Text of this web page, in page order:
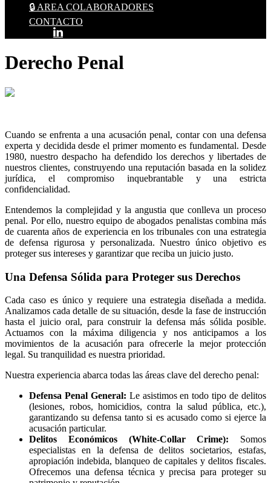
🔒 AREA COLABORADORES
CONTACTO
Derecho Penal
Cuando se enfrenta a una acusación penal, contar con una defensa
experta y decidida desde el primer momento es fundamental. Desde
1980, nuestro despacho ha defendido los derechos y libertades de
nuestros clientes, construyendo una reputación basada en la solidez
jurídica, el compromiso inquebrantable y una estricta
confidencialidad.
Entendemos la complejidad y la angustia que conlleva un proceso
penal. Por ello, nuestro equipo de abogados penalistas combina más
de cuarenta años de experiencia en los tribunales con una estrategia
de defensa rigurosa y personalizada. Nuestro único objetivo es
proteger sus intereses y garantizar que reciba un juicio justo.
Una Defensa Sólida para Proteger sus Derechos
Cada caso es único y requiere una estrategia diseñada a medida.
Analizamos cada detalle de su situación, desde la fase de instrucción
hasta el juicio oral, para construir la defensa más sólida posible.
Actuamos con la máxima diligencia y nos anticipamos a los
movimientos de la acusación para ofrecerle la mejor protección
legal. Su tranquilidad es nuestra prioridad.
Nuestra experiencia abarca todas las áreas clave del derecho penal:
Defensa Penal General: Le asistimos en todo tipo de delitos
(lesiones, robos, homicidios, contra la salud pública, etc.),
garantizando su defensa tanto si es acusado como si ejerce la
acusación particular.
Delitos Económicos (White-Collar Crime): Somos
especialistas en la defensa de delitos societarios, estafas,
apropiación indebida, blanqueo de capitales y delitos fiscales.
Ofrecemos una defensa técnica y precisa para proteger su